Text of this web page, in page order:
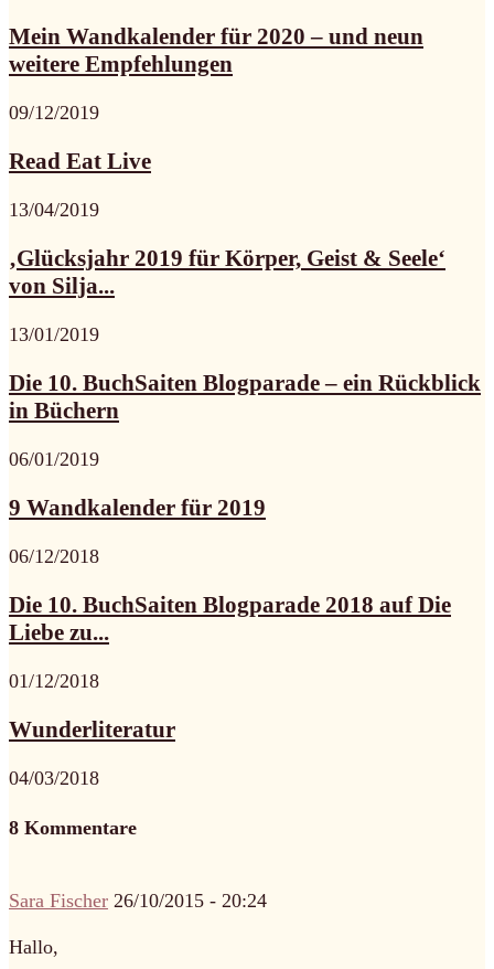
Mein Wandkalender für 2020 – und neun
weitere Empfehlungen
09/12/2019
Read Eat Live
13/04/2019
‚Glücksjahr 2019 für Körper, Geist & Seele‘
von Silja...
13/01/2019
Die 10. BuchSaiten Blogparade – ein Rückblick
in Büchern
06/01/2019
9 Wandkalender für 2019
06/12/2018
Die 10. BuchSaiten Blogparade 2018 auf Die
Liebe zu...
01/12/2018
Wunderliteratur
04/03/2018
8 Kommentare
Sara Fischer 26/10/2015 - 20:24
Hallo,